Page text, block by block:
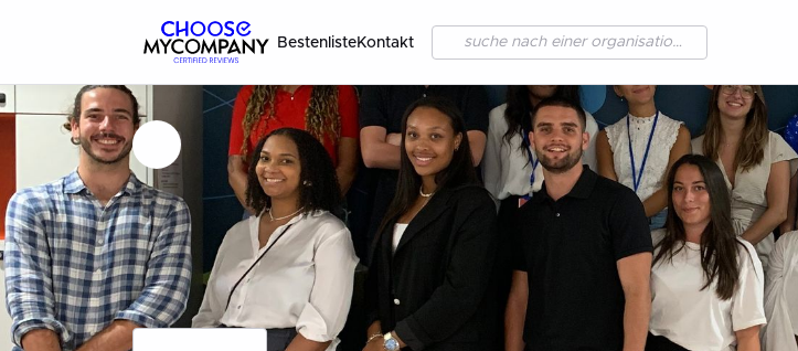
BestenlisteKontakt